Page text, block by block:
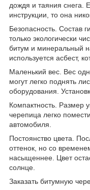
дождя и таяния снега.
инструкции, то она
Безопасность. Состав
только экологически
битум и минеральный
используется асбест,
Маленький вес. Вес
могут легко поднять
оборудования.
Компактность. Размер
черепица легко
автомобиля.
Постоянство цвета.
оттенок, но со
насыщеннее. Цвет
солнце.
Заказать битумную